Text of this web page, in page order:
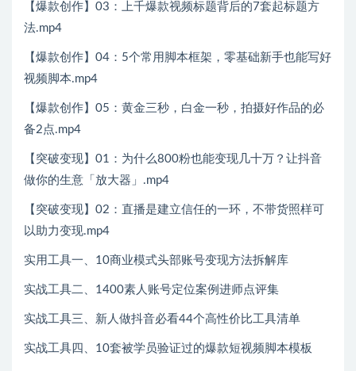
【爆款创作】03：上千爆款视频标题背后的7套起标题方
法.mp4
【爆款创作】04：5个常用脚本框架，零基础新手也能写好
视频脚本.mp4
【爆款创作】05：黄金三秒，白金一秒，拍摄好作品的必
备2点.mp4
【突破变现】01：为什么800粉也能变现几十万？让抖音
做你的生意「放大器」.mp4
【突破变现】02：直播是建立信任的一环，不带货照样可
以助力变现.mp4
实用工具一、10商业模式头部账号变现方法拆解库
实战工具二、1400素人账号定位案例进师点评集
实战工具三、新人做抖音必看44个高性价比工具清单
实战工具四、10套被学员验证过的爆款短视频脚本模板